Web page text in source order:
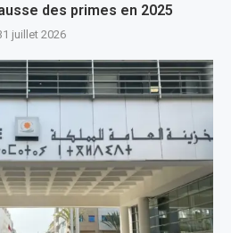
des primes en 2025
juillet 2026